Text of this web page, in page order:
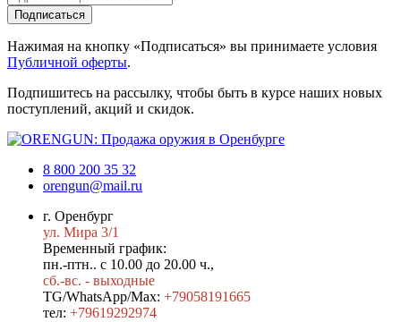
Подписаться
Нажимая на кнопку «Подписаться» вы принимаете условия
Публичной оферты.
Подпишитесь на рассылку, чтобы быть в курсе наших новых
поступлений, акций и скидок.
8 800 200 35 32
orengun@mail.ru
г. Оренбург
ул. Мира 3/1
Временный график:
пн.-птн.. с 10.00 до 20.00 ч.,
сб.-вс. - выходные
TG/WhatsApp/Max: +79058191665
тел: +79619292974